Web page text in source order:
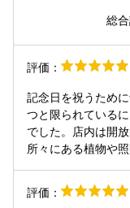
総合
評価：
記念日を祝うため
つと限られている
でした。店内は開
所々にある植物や
共に花が活けてあ
す。 提供される料
評価：